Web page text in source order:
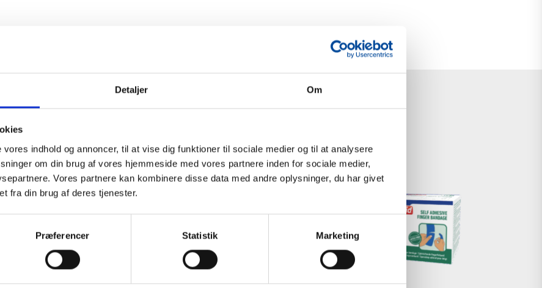
Detaljer Om
indhold og annoncer, til at vise dig funktioner til sociale medier og til at analysere
om din brug af vores hjemmeside med vores partnere inden for sociale medier,
Vores partnere kan kombinere disse data med andre oplysninger, du har givet
fra din brug af deres tjenester.
Præferencer Statistik Marketing
PHYSIOLOGICAL
SOLUTION
REFILL 16
SELF-
ADHESIVE
FOAM
BANDAGE